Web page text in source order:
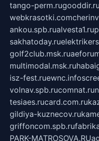
tango-perm.rugooddir.ru
webkrasotki.com
ankou.spb.rualvesta1.ru
sakhatoday.ru
golf2club.msk.ru
multimodal.msk.ru
isz-fest.ruewnc.info
volnav.spb.rucomnat.ru
tesiaes.rucard.com.ru
gildiya-kuznecov.ru
griffoncom.spb.ru
PARK-MATROSOVA.RU